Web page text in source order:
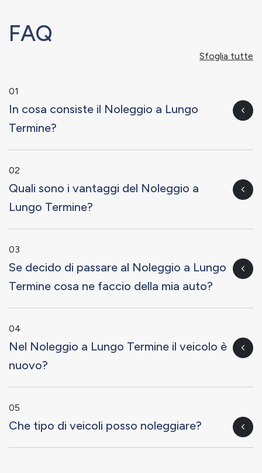
FAQ
Sfoglia tutte
01
In cosa consiste il Noleggio a Lungo
Termine?
02
Quali sono i vantaggi del Noleggio a
Lungo Termine?
03
Se decido di passare al Noleggio a Lungo
Termine cosa ne faccio della mia auto?
04
Nel Noleggio a Lungo Termine il veicolo è
nuovo?
05
Che tipo di veicoli posso noleggiare?